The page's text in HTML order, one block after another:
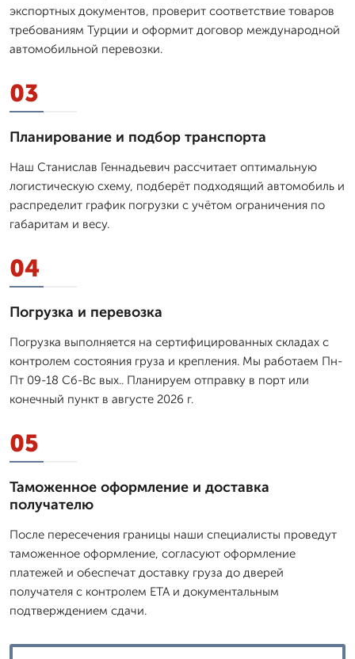
экспортных документов, проверит соответствие товаров
требованиям Турции и оформит договор международной
автомобильной перевозки.
03
Планирование и подбор транспорта
Наш Станислав Геннадьевич рассчитает оптимальную
логистическую схему, подберёт подходящий автомобиль и
распределит график погрузки с учётом ограничения по
габаритам и весу.
04
Погрузка и перевозка
Погрузка выполняется на сертифицированных складах с
контролем состояния груза и крепления. Мы работаем Пн-
Пт 09-18 Сб-Вс вых.. Планируем отправку в порт или
конечный пункт в августе 2026 г.
05
Таможенное оформление и доставка
получателю
После пересечения границы наши специалисты проведут
таможенное оформление, согласуют оформление
платежей и обеспечат доставку груза до дверей
получателя с контролем ETA и документальным
подтверждением сдачи.